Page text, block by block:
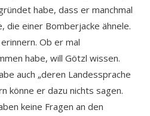
habe, dass er manchmal
die einer Bomberjacke ähnele.
Ob er mal
habe, will Götzl wissen.
auch „deren Landessprache
könne er dazu nichts sagen.
keine Fragen an den